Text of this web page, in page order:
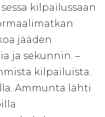
kilpailussaan
jääden
ja sekunnin. –
kilpailuista.
Ammunta lähti